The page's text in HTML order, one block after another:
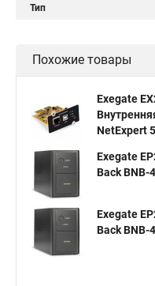
Тип
Похожие товары
Exegate
NetExpert
Exegate
Back BNB-
Exegate
Back BNB-